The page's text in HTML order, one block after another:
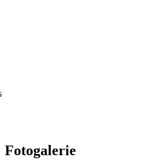
Fotogalerie